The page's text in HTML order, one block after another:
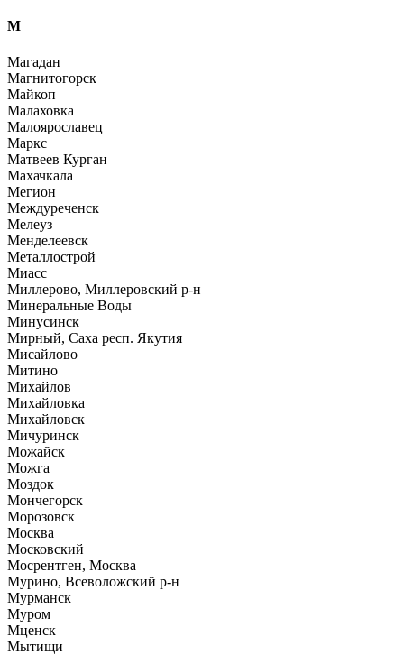
М
Магадан
Магнитогорск
Майкоп
Малаховка
Малоярославец
Маркс
Матвеев Курган
Махачкала
Мегион
Междуреченск
Мелеуз
Менделеевск
Металлострой
Миасс
Миллерово, Миллеровский р-н
Минеральные Воды
Минусинск
Мирный, Саха респ. Якутия
Мисайлово
Митино
Михайлов
Михайловка
Михайловск
Мичуринск
Можайск
Можга
Моздок
Мончегорск
Морозовск
Москва
Московский
Мосрентген, Москва
Мурино, Всеволожский р-н
Мурманск
Муром
Мценск
Мытищи